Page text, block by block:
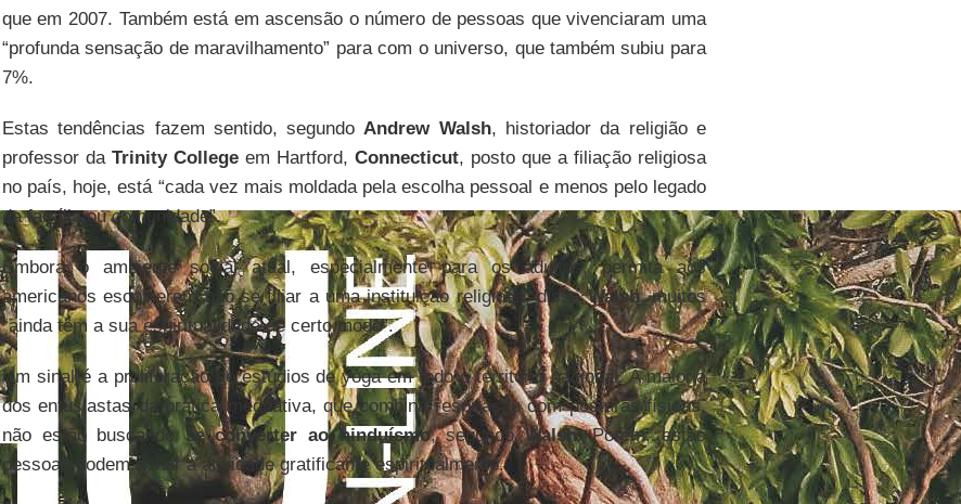
que em 2007. Também está em ascensão o número de pessoas que vivenciaram uma
“profunda sensação de maravilhamento” para com o universo, que também subiu para
7%.
Estas tendências fazem sentido, segundoAndrew Walsh, historiador da religião e
professor da Trinity Collegeem Hartford, Connecticut, posto que a filiação religiosa
no país, hoje, está “cada vez mais moldada pela escolha pessoal e menos pelo legado
da família ou comunidade”.
Embora o ambiente social atual, especialmente para os adultos, permita aos
americanos escolherem não se filiar a uma instituição religiosa, disseWalsh, muitos
“ainda têm a sua espiritualidade de certo modo”.
Um sinal é a proliferação de estúdios de yoga em todo o território nacional. A maioria
dos entusiastas da prática meditativa, que combina respiração com posturas físicas,
não estão buscandose converter ao hinduísmo, segundoWalsh. Porém, estas
pessoas podem achar a atividade gratificante espiritualmente.